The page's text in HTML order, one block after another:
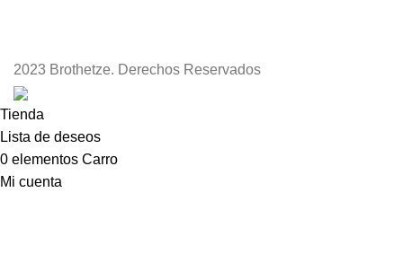
2023 Brothetze. Derechos Reservados
Tienda
Lista de deseos
0 elementos Carro
Mi cuenta